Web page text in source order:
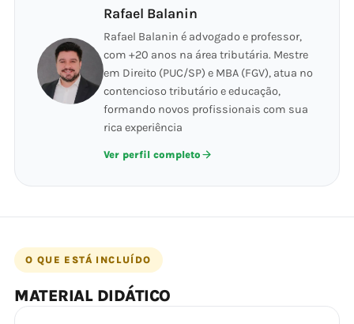
Rafael Balanin
Rafael Balanin é advogado e professor,
com +20 anos na área tributária. Mestre
em Direito (PUC/SP) e MBA (FGV), atua no
contencioso tributário e educação,
formando novos profissionais com sua
rica experiência
Ver perfil completo
O QUE ESTÁ INCLUÍDO
MATERIAL DIDÁTICO